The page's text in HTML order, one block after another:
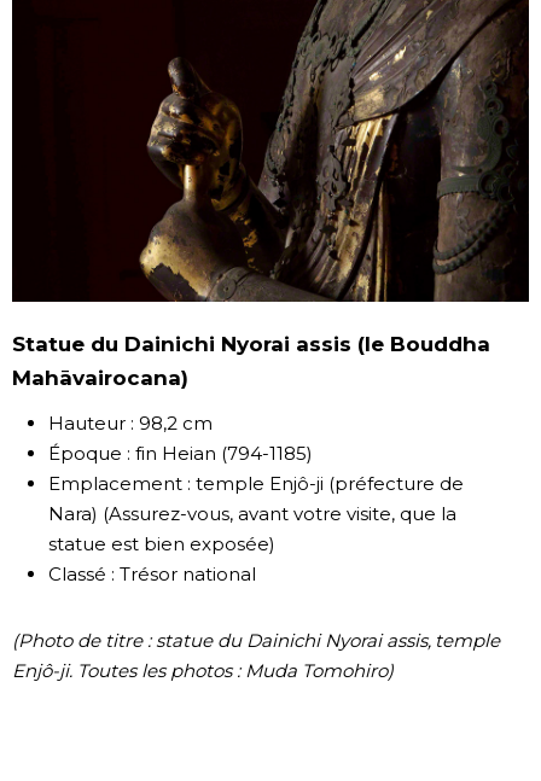
Statue du Dainichi Nyorai assis (le Bouddha
Mahāvairocana)
Hauteur : 98,2 cm
Époque : fin Heian (794-1185)
Emplacement : temple Enjô-ji (préfecture de
Nara) (Assurez-vous, avant votre visite, que la
statue est bien exposée)
Classé : Trésor national
(Photo de titre : statue du Dainichi Nyorai assis, temple
Enjô-ji. Toutes les photos : Muda Tomohiro)